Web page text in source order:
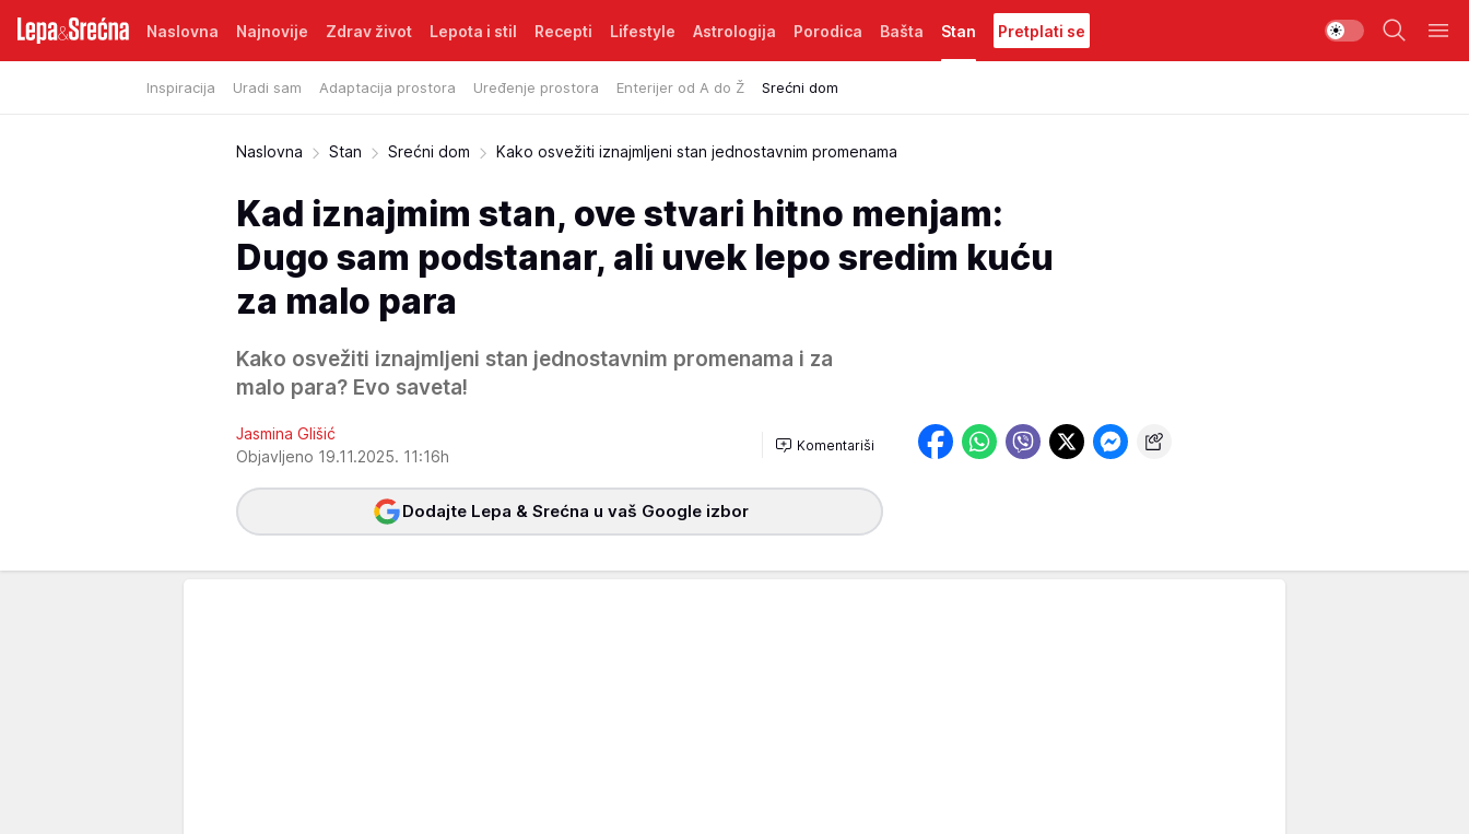
Naslovna Najnovije Zdrav život Lepota i stil Recepti Lifestyle Astrologija Porodica Bašta Stan
Inspiracija Uradi sam Adaptacija prostora Uređenje prostora Enterijer od A do Ž Srećni dom
Pretplati se
Naslovna Stan Srećni dom Kako osvežiti iznajmljeni stan jednostavnim promenama
Kad iznajmim stan, ove stvari hitno menjam:
Dugo sam podstanar, ali uvek lepo sredim kuću
za malo para
Kako osvežiti iznajmljeni stan jednostavnim promenama i za
malo para? Evo saveta!
Jasmina Glišić
Objavljeno 19.11.2025. 11:16h
Komentariši
Dodajte Lepa & Srećna u vaš Google izbor